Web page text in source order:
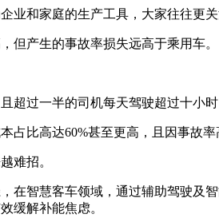
业和家庭的生产工具，大家往往更
但产生的事故率损失远高于乘用车。
超过一半的司机每天驾驶超过十小时
占比高达60%甚至更高，且因事故
难招。
在智慧客车领域，通过辅助驾驶
缓解补能焦虑。